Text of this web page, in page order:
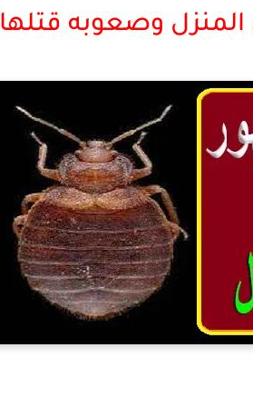
وصعوبه قتلها